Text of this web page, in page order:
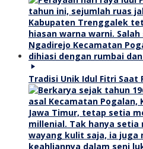
Tradisi Unik Idul Fitri Saat